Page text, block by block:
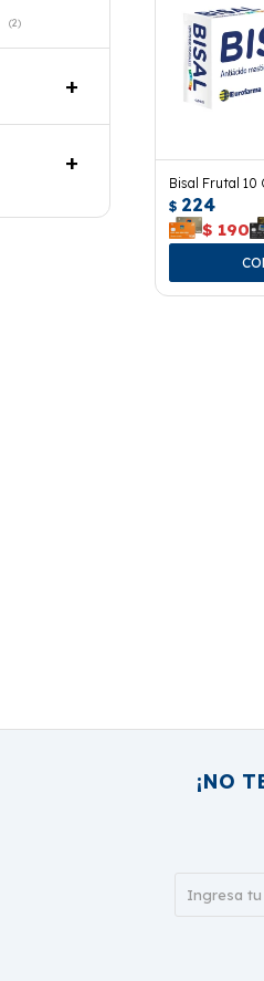
Bisal Frutal 10
$ 224
$ 190
(2)
¡NO